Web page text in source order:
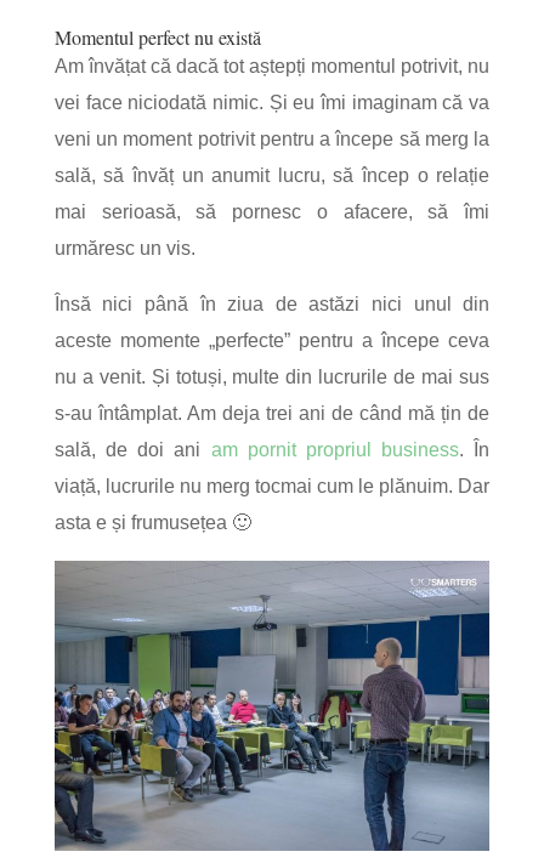
Momentul perfect nu există
Am învățat că dacă tot aștepți momentul potrivit, nu
vei face niciodată nimic. Și eu îmi imaginam că va
veni un moment potrivit pentru a începe să merg la
sală, să învăț un anumit lucru, să încep o relație
mai serioasă, să pornesc o afacere, să îmi
urmăresc un vis.
Însă nici până în ziua de astăzi nici unul din
aceste momente „perfecte” pentru a începe ceva
nu a venit. Și totuși, multe din lucrurile de mai sus
s-au întâmplat. Am deja trei ani de când mă țin de
sală, de doi ani am pornit propriul business. În
viață, lucrurile nu merg tocmai cum le plănuim. Dar
asta e și frumusețea 🙂